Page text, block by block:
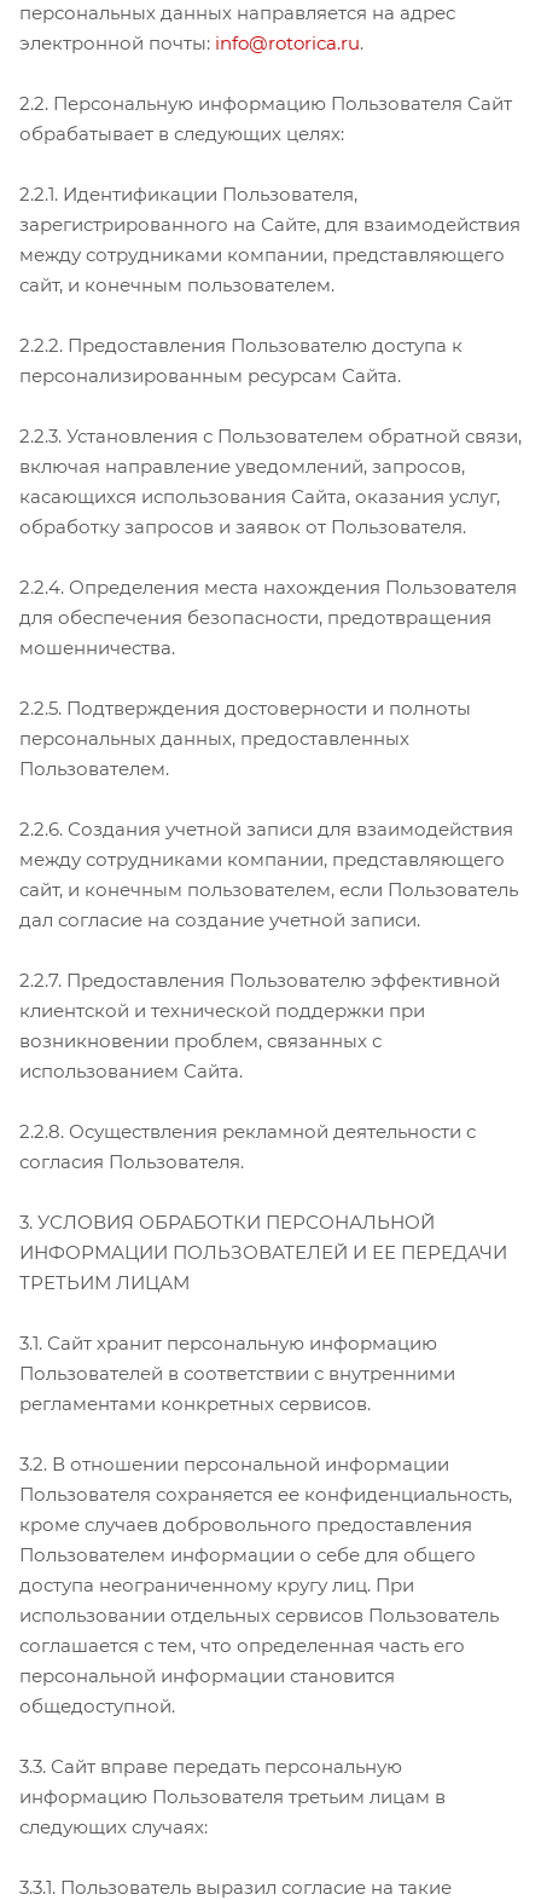
персональных данных направляется на адрес
электронной почты: info@rotorica.ru.
2.2. Персональную информацию Пользователя Сайт
обрабатывает в следующих целях:
2.2.1. Идентификации Пользователя,
зарегистрированного на Сайте, для взаимодействия
между сотрудниками компании, представляющего
сайт, и конечным пользователем.
2.2.2. Предоставления Пользователю доступа к
персонализированным ресурсам Сайта.
2.2.3. Установления с Пользователем обратной связи,
включая направление уведомлений, запросов,
касающихся использования Сайта, оказания услуг,
обработку запросов и заявок от Пользователя.
2.2.4. Определения места нахождения Пользователя
для обеспечения безопасности, предотвращения
мошенничества.
2.2.5. Подтверждения достоверности и полноты
персональных данных, предоставленных
Пользователем.
2.2.6. Создания учетной записи для взаимодействия
между сотрудниками компании, представляющего
сайт, и конечным пользователем, если Пользователь
дал согласие на создание учетной записи.
2.2.7. Предоставления Пользователю эффективной
клиентской и технической поддержки при
возникновении проблем, связанных с
использованием Сайта.
2.2.8. Осуществления рекламной деятельности с
согласия Пользователя.
3. УСЛОВИЯ ОБРАБОТКИ ПЕРСОНАЛЬНОЙ
ИНФОРМАЦИИ ПОЛЬЗОВАТЕЛЕЙ И ЕЕ ПЕРЕДАЧИ
ТРЕТЬИМ ЛИЦАМ
3.1. Сайт хранит персональную информацию
Пользователей в соответствии с внутренними
регламентами конкретных сервисов.
3.2. В отношении персональной информации
Пользователя сохраняется ее конфиденциальность,
кроме случаев добровольного предоставления
Пользователем информации о себе для общего
доступа неограниченному кругу лиц. При
использовании отдельных сервисов Пользователь
соглашается с тем, что определенная часть его
персональной информации становится
общедоступной.
3.3. Сайт вправе передать персональную
информацию Пользователя третьим лицам в
следующих случаях:
3.3.1. Пользователь выразил согласие на такие